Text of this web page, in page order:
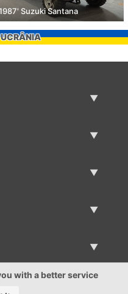
Suzuki Santana
with a better service